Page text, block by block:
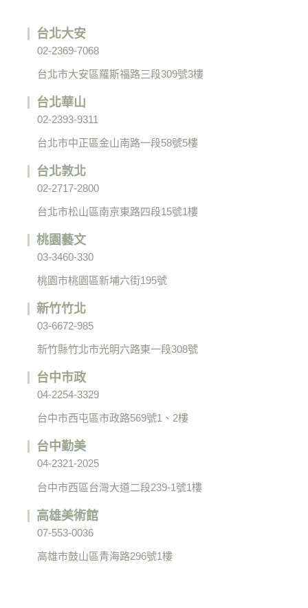
台北大安
02-2369-7068
台北市大安區羅斯福路三段309號3樓
台北華山
02-2393-9311
台北市中正區金山南路一段58號5樓
台北敦北
02-2717-2800
台北市松山區南京東路四段15號1樓
桃園藝文
03-3460-330
桃園市桃園區新埔六街195號
新竹竹北
03-6672-985
新竹縣竹北市光明六路東一段308號
台中市政
04-2254-3329
台中市西屯區市政路569號1、2樓
台中勤美
04-2321-2025
台中市西區台灣大道二段239-1號1樓
高雄美術館
07-553-0036
高雄市鼓山區青海路296號1樓